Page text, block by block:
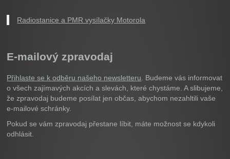
Radiostanice a PMR vysílačky Motorola
E-mailový zpravodaj
Přihlaste se k odběru našeho newsletteru . Budeme vás informovat
o všech zajímavých akcích a slevách, které chystáme. A slibujeme,
že zpravodaj budeme posílat jen občas, abychom nezahltili vaše
e-mailové schránky.
Pokud se vám zpravodaj přestane líbit, máte možnost se kdykoli
odhlásit.